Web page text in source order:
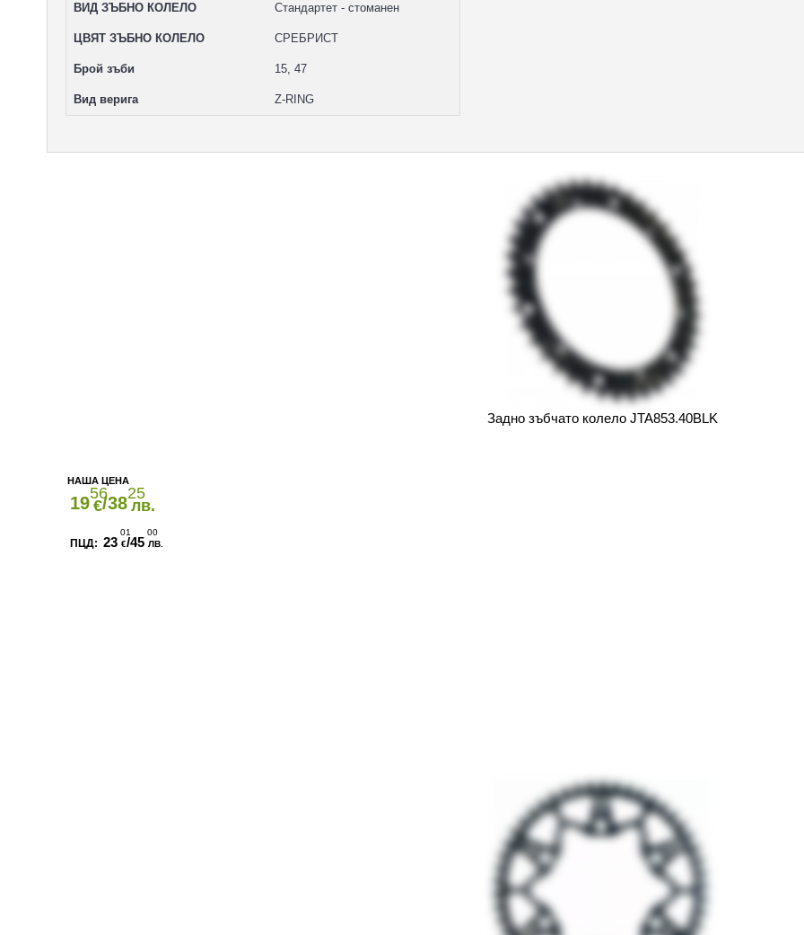
ВИД ЗЪБНО КОЛЕЛО Стандартет - стоманен
ЦВЯТ ЗЪБНО КОЛЕЛО СРЕБРИСТ
Брой зъби 15, 47
Вид верига Z-RING
Задно зъбчато колело JTA853.40BLK
1956
€/3825
лв.
23
01
€/45
00
ЛВ.